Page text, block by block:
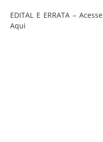
EDITAL E ERRATA – Acesse
Aqui